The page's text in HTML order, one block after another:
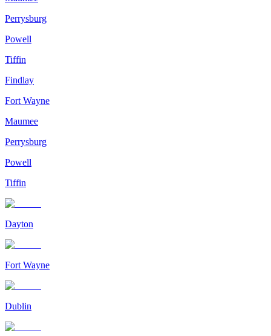
Perrysburg
Powell
Tiffin
Findlay
Fort Wayne
Maumee
Perrysburg
Powell
Tiffin
Dayton
Fort Wayne
Dublin